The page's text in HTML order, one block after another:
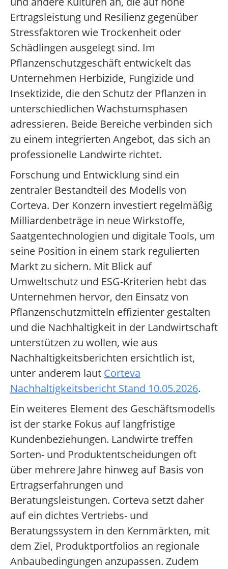
Ertragsleistung und Resilienz gegenüber
Stressfaktoren wie Trockenheit oder
Schädlingen ausgelegt sind. Im
Pflanzenschutzgeschäft entwickelt das
Unternehmen Herbizide, Fungizide und
Insektizide, die den Schutz der Pflanzen in
unterschiedlichen Wachstumsphasen
adressieren. Beide Bereiche verbinden sich
zu einem integrierten Angebot, das sich an
professionelle Landwirte richtet.
Forschung und Entwicklung sind ein
zentraler Bestandteil des Modells von
Corteva. Der Konzern investiert regelmäßig
Milliardenbeträge in neue Wirkstoffe,
Saatgentechnologien und digitale Tools, um
seine Position in einem stark regulierten
Markt zu sichern. Mit Blick auf
Umweltschutz und ESG-Kriterien hebt das
Unternehmen hervor, den Einsatz von
Pflanzenschutzmitteln effizienter gestalten
und die Nachhaltigkeit in der Landwirtschaft
unterstützen zu wollen, wie aus
Nachhaltigkeitsberichten ersichtlich ist,
unter anderem laut Corteva
Nachhaltigkeitsbericht Stand 10.05.2026.
Ein weiteres Element des Geschäftsmodells
ist der starke Fokus auf langfristige
Kundenbeziehungen. Landwirte treffen
Sorten- und Produktentscheidungen oft
über mehrere Jahre hinweg auf Basis von
Ertragserfahrungen und
Beratungsleistungen. Corteva setzt daher
auf ein dichtes Vertriebs- und
Beratungssystem in den Kernmärkten, mit
dem Ziel, Produktportfolios an regionale
Anbaubedingungen anzupassen. Zudem